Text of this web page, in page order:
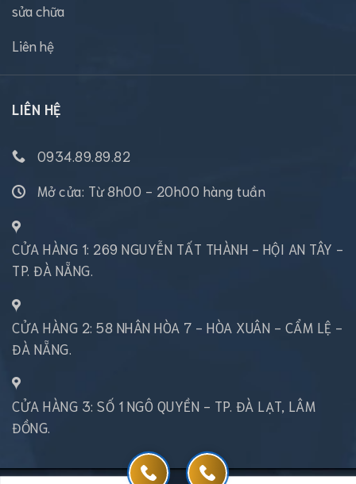
sửa chữa
Liên hệ
LIÊN HỆ
0934.89.89.82
Mở cửa: Từ 8h00 - 20h00 hàng tuần
CỬA HÀNG 1: 269 NGUYỄN TẤT THÀNH - HỘI AN TÂY -
TP. ĐÀ NẴNG.
CỬA HÀNG 2: 58 NHÂN HÒA 7 - HÒA XUÂN - CẨM LỆ -
ĐÀ NẴNG.
CỬA HÀNG 3: SỐ 1 NGÔ QUYỀN - TP. ĐÀ LẠT, LÂM
ĐỒNG.